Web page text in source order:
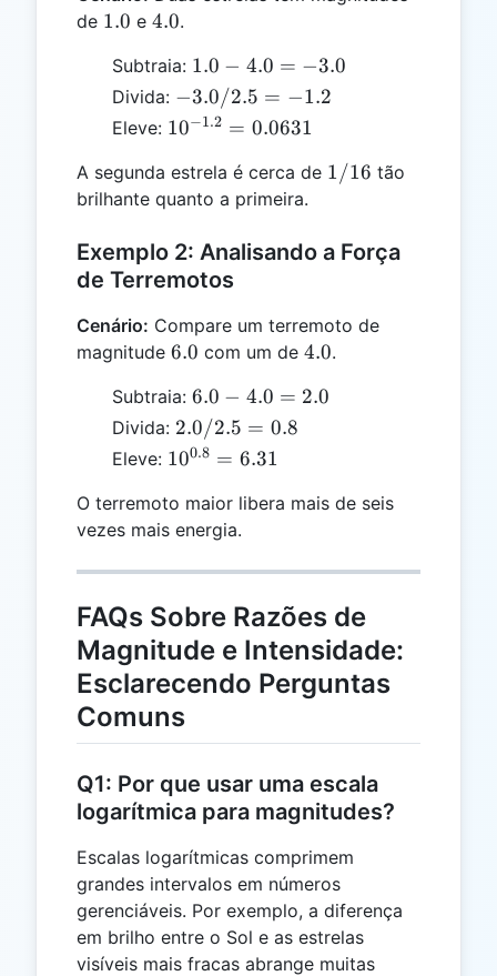
de 1.0
1.0 e 4.0
4.0.
Subtraia: 1.0
-
4.0
-3.0
1.0 − 4.0 = −3.0
Divida: -3.0
/
=
-1.2
−3.0/2.5 = −1.2
Eleve: 10^{-1.2}
10−1.2 = 0.0631
A segunda estrela é cerca de 1/16
1/16 tão
brilhante quanto a primeira.
Exemplo 2: Analisando a Força
de Terremotos
Cenário: Compare um terremoto de
magnitude 6.0
6.0 com um de 4.0
4.0.
Subtraia: 6.0
-
4.0
2.0
6.0 − 4.0 = 2.0
Divida: 2.0
/
=
0.8
2.0/2.5 = 0.8
Eleve: 10^{0.8}
100.8 = 6.31
O terremoto maior libera mais de seis
vezes mais energia.
FAQs Sobre Razões de
Magnitude e Intensidade:
Esclarecendo Perguntas
Comuns
Q1: Por que usar uma escala
logarítmica para magnitudes?
Escalas logarítmicas comprimem
grandes intervalos em números
gerenciáveis. Por exemplo, a diferença
em brilho entre o Sol e as estrelas
visíveis mais fracas abrange muitas